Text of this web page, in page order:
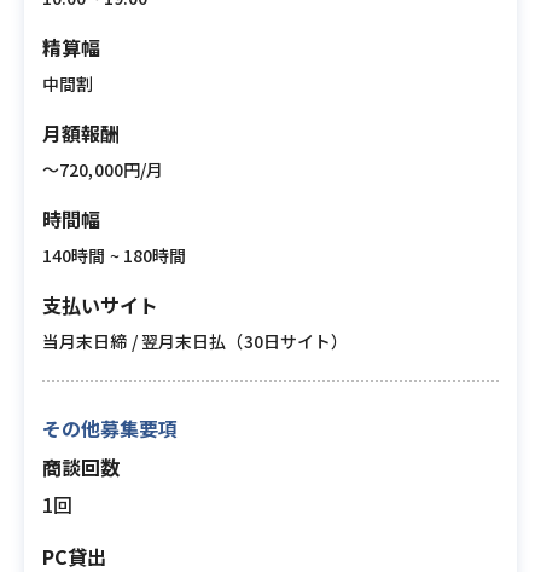
精算幅
中間割
月額報酬
〜720,000円/月
時間幅
140時間 ~ 180時間
支払いサイト
当月末日締 / 翌月末日払（30日サイト）
その他募集要項
商談回数
1回
PC貸出